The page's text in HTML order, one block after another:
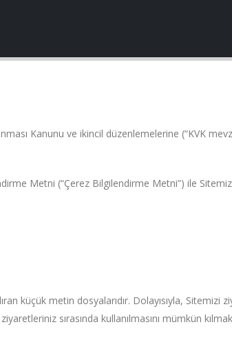
Kanunu ve ikincil düzenlemelerine (“KVK
Metni (“Çerez Bilgilendirme Metni”) ile
küçük metin dosyalarıdır. Dolayısıyla, Sitemizi
sırasında kullanılmasını mümkün